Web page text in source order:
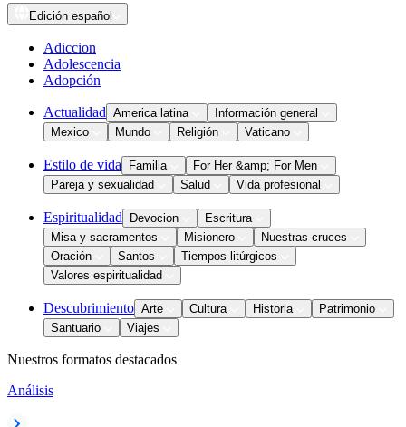
Edición español
Adiccion
Adolescencia
Adopción
Actualidad America latina
Información general
Mexico
Mundo Religión Vaticano
Estilo de vida Familia
For Her &amp; For Men
Pareja y sexualidad
Salud Vida profesional
Espiritualidad Devocion
Escritura
Misa y sacramentos
Misionero
Nuestras cruces
Oración
Santos
Tiempos litúrgicos
Valores espiritualidad
Descubrimiento Arte Cultura Historia
Patrimonio
Santuario
Viajes
Nuestros formatos destacados
Análisis